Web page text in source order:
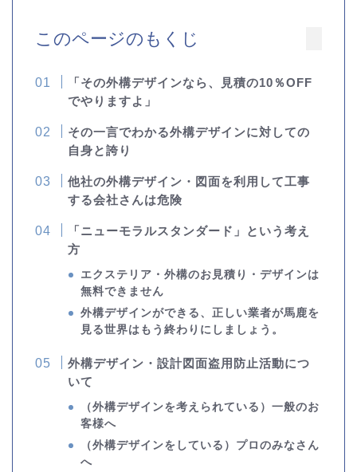
このページのもくじ
「その外構デザインなら、見積の10％OFF
でやりますよ」
その一言でわかる外構デザインに対しての
自身と誇り
他社の外構デザイン・図面を利用して工事
する会社さんは危険
「ニューモラルスタンダード」という考え
方
エクステリア・外構のお見積り・デザインは
無料できません
外構デザインができる、正しい業者が馬鹿を
見る世界はもう終わりにしましょう。
外構デザイン・設計図面盗用防止活動につ
いて
（外構デザインを考えられている）一般のお
客様へ
（外構デザインをしている）プロのみなさん
へ